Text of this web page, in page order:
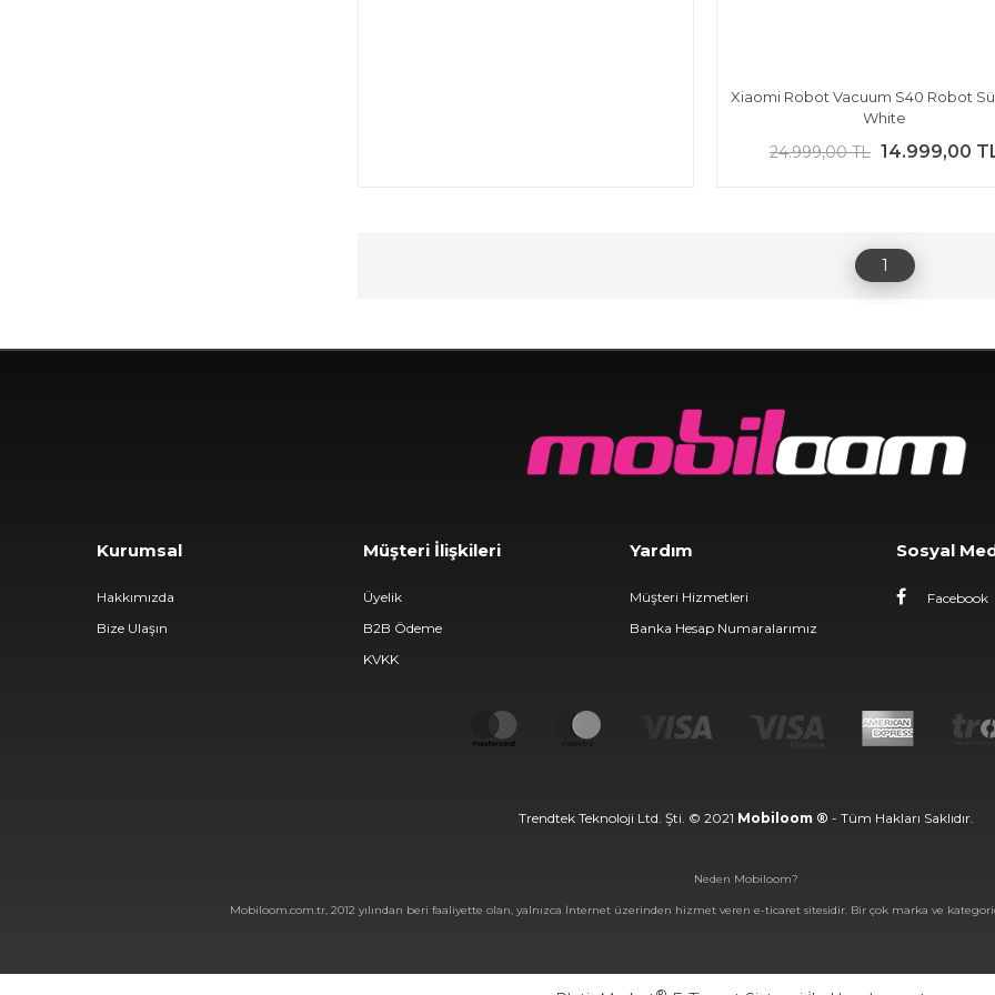
Xiaomi Robot Vacuum S40 Robot
White
24.999,00 TL 14.999,00
1
Kurumsal
Hakkımızda
Bize Ulaşın
Müşteri İlişkileri
Üyelik
B2B Ödeme
KVKK
Yardım
Müşteri Hizmetleri
Banka Hesap Numaralarımız
Sosyal
Facebook
Trendtek Teknoloji Ltd. Şti. © 2021 Mobiloom ® - Tüm Hakları Saklıdır.
Neden Mobiloom?
Mobiloom.com.tr, 2012 yılından beri faaliyette olan, yalnızca İnternet üzerinden hizmet veren e-ticaret sitesidir. Bir çok marka ve